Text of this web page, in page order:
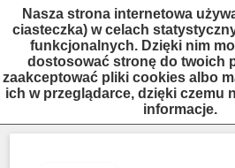
Nasza strona internetowa
ciasteczka) w celach
funkcjonalnych. Dzięki nim
dostosować stronę do twoich
zaakceptować pliki cookies albo
ich w przeglądarce, dzięki czemu
informacje.